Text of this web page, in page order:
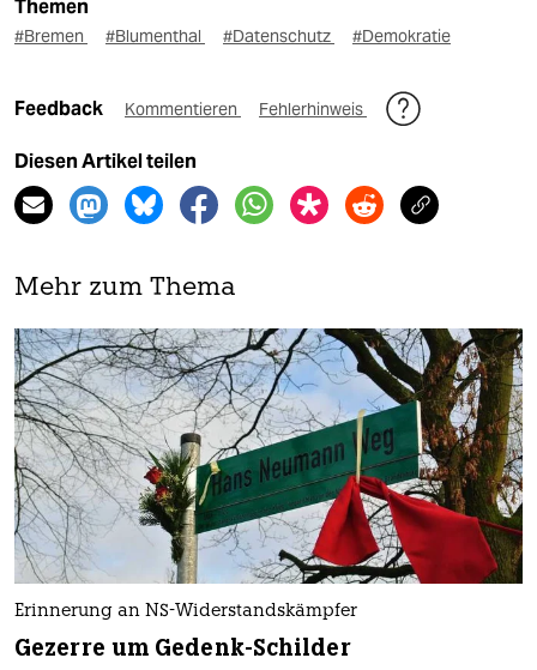
Themen
#Bremen #Blumenthal #Datenschutz #Demokratie
Feedback Kommentieren Fehlerhinweis
Diesen Artikel teilen
Mehr zum Thema
Erinnerung an NS-Widerstandskämpfer
Gezerre um Gedenk-Schilder